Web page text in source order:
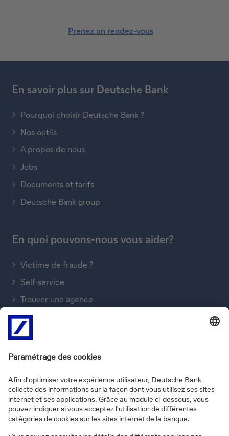
Prenez un rendez-vous
En savoir plus sur Deutsche Bank
Pourquoi choisir Deutsche Bank ?
Nos outils
A propos de nous
Jobs
Documents et tarifs
Deutsche Bank group
En quoi pouvons-nous vous aider?
Victime de fraude ?
Self-service
Trouver une agence
Envoyer un message
Nous téléphoner
FAQs
Informations sur le site
Vie privée